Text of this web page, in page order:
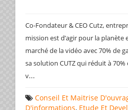
Co-Fondateur & CEO Cutz,
mission est d’agir pour la planète
marché de la vidéo avec 70% de
sa solution CUTZ qui réduit à
v...
Conseil Et Maitrise
D'informations, Etude Et